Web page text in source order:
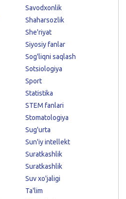
Savodxonlik
Shaharsozlik
She'riyat
Siyosiy fanlar
Sog'liqni saqlash
Sotsiologiya
Sport
Statistika
STEM fanlari
Stomatologiya
Sug'urta
Sun'iy intellekt
Suratkashlik
Suratkashlik
Suv xo'jaligi
Ta'lim